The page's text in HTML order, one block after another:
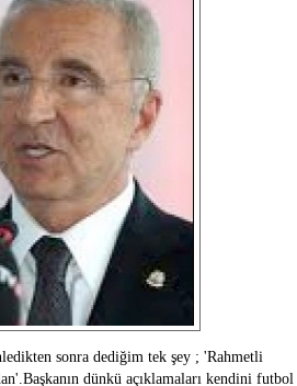
sonra dediğim tek şey ; 'Rahmetli
dünkü açıklamaları kendini futbol